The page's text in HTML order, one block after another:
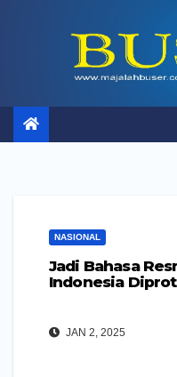
NASIONAL
Jadi Bahasa
Indonesia
JAN 2, 2025